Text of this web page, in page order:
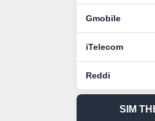
Gmobile
iTelecom
Reddi
SIM